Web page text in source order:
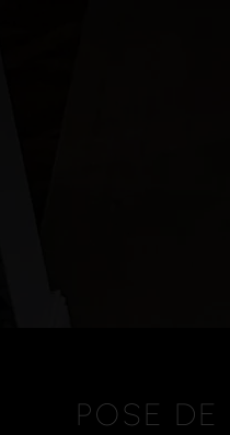
POSE